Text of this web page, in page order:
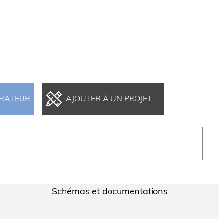
AJOUTER À UN PROJET
Schémas et documentations